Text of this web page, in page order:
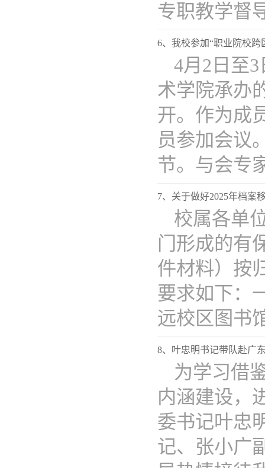
专职教学督
6、我校参加“职业院校跨
4月2日至
术学院承办
开。作为成
员参加会议
节。与会专
7、关于做好2025年档案
校属各单
门形成的有
件材料）按
要求如下：
远校区图书
8、叶忠明书记带队赴广
为学习借
内涵建设，
委书记叶忠
记、张小广